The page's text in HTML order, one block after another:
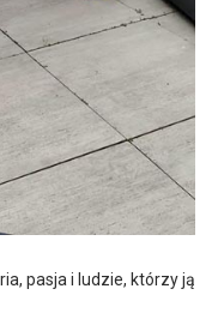
pasja i ludzie, którzy ją